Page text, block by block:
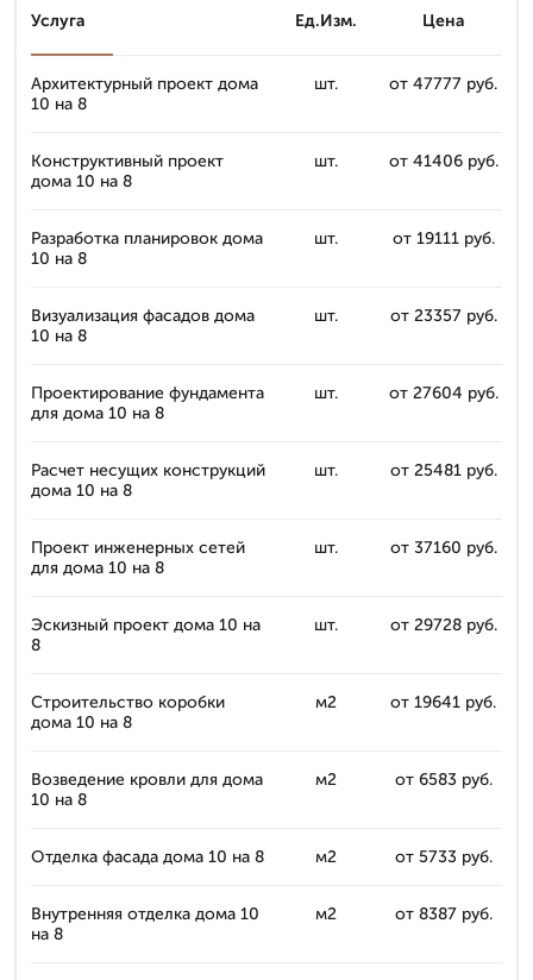
Услуга Ед.Изм. Цена
Архитектурный проект дома
10 на 8
шт. от 47777 руб.
Конструктивный проект
дома 10 на 8
шт. от 41406 руб.
Разработка планировок дома
10 на 8
шт. от 19111 руб.
Визуализация фасадов дома
10 на 8
шт. от 23357 руб.
Проектирование фундамента
для дома 10 на 8
шт. от 27604 руб.
Расчет несущих конструкций
дома 10 на 8
шт. от 25481 руб.
Проект инженерных сетей
для дома 10 на 8
шт. от 37160 руб.
Эскизный проект дома 10 на
8
шт. от 29728 руб.
Строительство коробки
дома 10 на 8
м2 от 19641 руб.
Возведение кровли для дома
10 на 8
м2 от 6583 руб.
Отделка фасада дома 10 на 8 м2 от 5733 руб.
Внутренняя отделка дома 10
на 8
м2 от 8387 руб.